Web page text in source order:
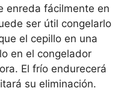
enreda fácilmente en
ser útil congelarlo
el cepillo en una
en el congelador
El frío endurecerá
su eliminación.